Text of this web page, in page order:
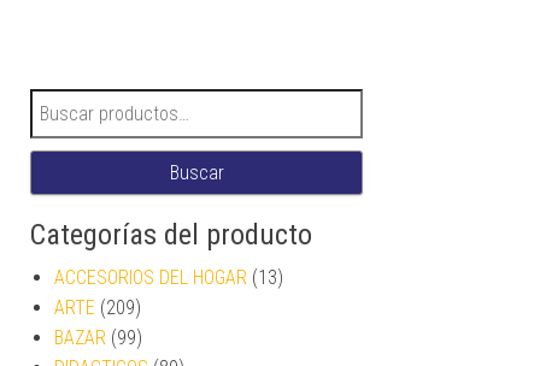
Buscar por:
Buscar
Categorías del producto
ACCESORIOS DEL HOGAR (13)
ARTE (209)
BAZAR (99)